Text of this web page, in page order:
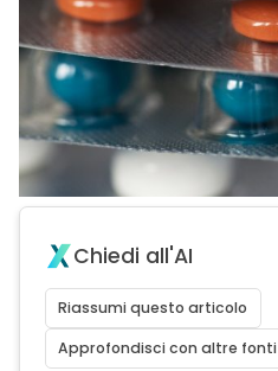
Chiedi all'AI
Riassumi questo articolo
Approfondisci con altre fonti